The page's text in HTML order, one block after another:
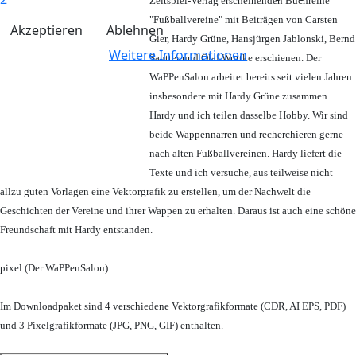
Akzeptieren
Ablehnen
Weitere Informationen
"Fußballvereine" mit Beiträgen von Carsten
Gier, Hardy Grüne, Hansjürgen Jablonski, Bernd
Sautter und Olaf Wuttke erschienen. Der
WaPPenSalon arbeitet bereits seit vielen Jahren
insbesondere mit Hardy Grüne zusammen.
Hardy und ich teilen dasselbe Hobby. Wir sind
beide Wappennarren und recherchieren gerne
nach alten Fußballvereinen. Hardy liefert die
Texte und ich versuche, aus teilweise nicht
allzu guten Vorlagen eine Vektorgrafik zu erstellen, um der Nachwelt die
Geschichten der Vereine und ihrer Wappen zu erhalten. Daraus ist auch eine schöne
Freundschaft mit Hardy entstanden.
pixel (Der WaPPenSalon)
Im Downloadpaket sind 4 verschiedene Vektorgrafikformate (CDR, AI EPS, PDF)
und 3 Pixelgrafikformate (JPG, PNG, GIF) enthalten.